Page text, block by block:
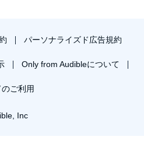
パーソナライズド広告規約
Only from Audibleについて
ご利用
Inc